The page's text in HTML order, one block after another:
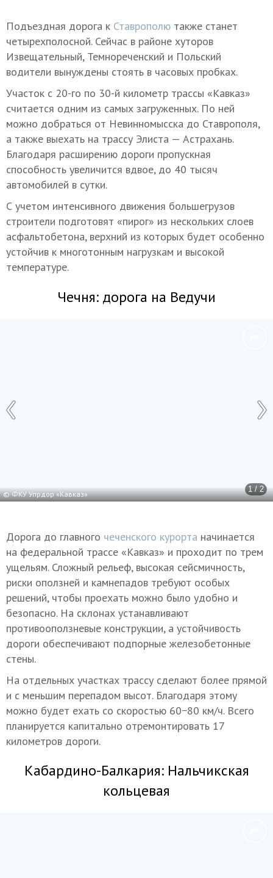
Подъездная дорога к Ставрополю также станет
четырехполосной. Сейчас в районе хуторов
Извещательный, Темнореченский и Польский
водители вынуждены стоять в часовых пробках.
Участок с 20-го по 30-й километр трассы «Кавказ»
считается одним из самых загруженных. По ней
можно добраться от Невинномысска до Ставрополя,
а также выехать на трассу Элиста — Астрахань.
Благодаря расширению дороги пропускная
способность увеличится вдвое, до 40 тысяч
автомобилей в сутки.
С учетом интенсивного движения большегрузов
строители подготовят «пирог» из нескольких слоев
асфальтобетона, верхний из которых будет особенно
устойчив к многотонным нагрузкам и высокой
температуре.
Чечня: дорога на Ведучи
1 / 2
© ФКУ Упрдор «Кавказ»
Дорога до главного чеченского курорта начинается
на федеральной трассе «Кавказ» и проходит по трем
ущельям. Сложный рельеф, высокая сейсмичность,
риски оползней и камнепадов требуют особых
решений, чтобы проехать можно было удобно и
безопасно. На склонах устанавливают
противооползневые конструкции, а устойчивость
дороги обеспечивают подпорные железобетонные
стены.
На отдельных участках трассу сделают более прямой
и с меньшим перепадом высот. Благодаря этому
можно будет ехать со скоростью 60−80 км/ч. Всего
планируется капитально отремонтировать 17
километров дороги.
Кабардино-Балкария: Нальчикская
кольцевая